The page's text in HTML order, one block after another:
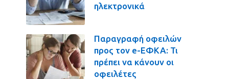
ηλεκτρονικά
Παραγραφή οφειλών
προς τον e-ΕΦΚΑ: Τι
πρέπει να κάνουν οι
οφειλέτες